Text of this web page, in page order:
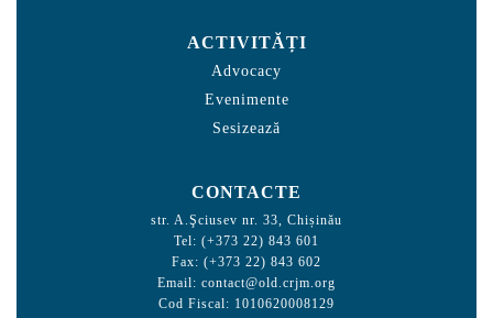
ACTIVITĂȚI
Advocacy
Evenimente
Sesizează
CONTACTE
str. A.Şciusev nr. 33, Chișinău
Tel: (+373 22) 843 601
Fax: (+373 22) 843 602
Email: contact@old.crjm.org
Cod Fiscal: 1010620008129